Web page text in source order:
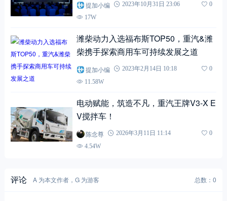
提加小编 2023年10月31日 23:06
0
17W
潍柴动力入选福布斯TOP50，重汽&潍
柴携手探索商用车可持续发展之道
提加小编 2023年2月14日 10:18
0
11.58W
电动赋能，筑造不凡，重汽王牌V3-X E
V搅拌车！
陈念尊 2026年3月11日 11:14
0
4.54W
评论 A 为本文作者，G 为游客 总数：0